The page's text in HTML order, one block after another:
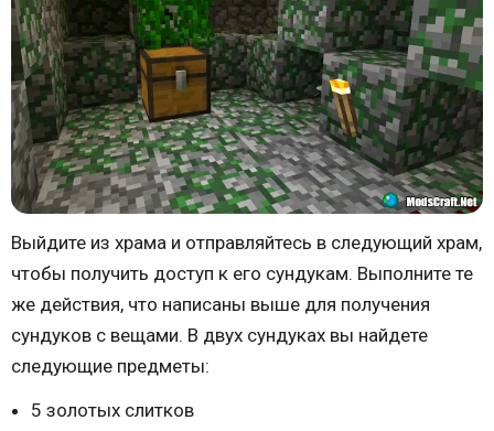
Выйдите из храма и отправляйтесь в следующий храм,
чтобы получить доступ к его сундукам. Выполните те
же действия, что написаны выше для получения
сундуков с вещами. В двух сундуках вы найдете
следующие предметы:
5 золотых слитков